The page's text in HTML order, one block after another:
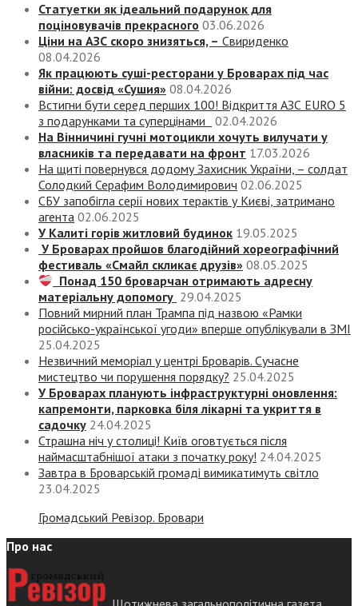
Статуетки як ідеальний подарунок для
поціновувачів прекрасного 03.06.2026
Ціни на АЗС скоро знизяться, – Свириденко
08.04.2026
Як працюють суші-ресторани у Броварах під час
війни: досвід «Сушия» 08.04.2026
Встигни бути серед перших 100! Відкриття АЗС EURO 5
з подарунками та суперцінами
02.04.2026
На Вінничині гучні мотоцикли хочуть вилучати у
власників та передавати на фронт 17.03.2026
На щиті повернувся додому Захисник України, – солдат
Солодкий Серафим Володимирович 02.06.2025
СБУ запобігла серії нових терактів у Києві, затримано
агента 02.06.2025
У Калиті горів житловий будинок 19.05.2025
У Броварах пройшов благодійний хореографічний
фестиваль «Смайл скликає друзів» 08.05.2025
Понад 150 броварчан отримають адресну
матеріальну допомогу 29.04.2025
Повний мирний план Трампа під назвою «‎Рамки
російсько-української угоди» вперше опублікували в ЗМІ
25.04.2025
Незвичний меморіал у центрі Броварів. Сучасне
мистецтво чи порушення порядку? 25.04.2025
У Броварах планують інфраструктурні оновлення:
капремонти, парковка біля лікарні та укриття в
садочку 24.04.2025
Страшна ніч у столиці! Київ оговтується після
наймасштабнішої атаки з початку року! 24.04.2025
Завтра в Броварській громаді вимикатимуть світло
23.04.2025
Громадський Ревізор. Бровари
Про нас